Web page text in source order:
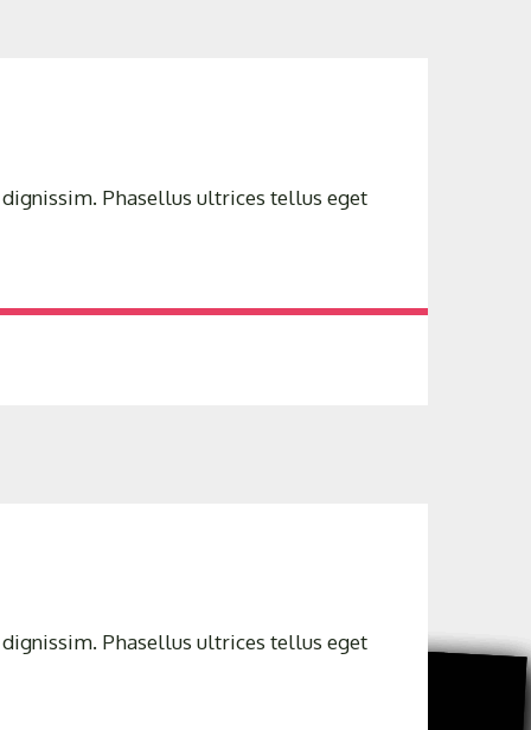
Phasellus ultrices tellus eget
Phasellus ultrices tellus eget